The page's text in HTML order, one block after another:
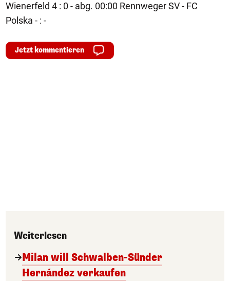
Wienerfeld 4 : 0 - abg. 00:00 Rennweger SV - FC
Polska - : -
Jetzt kommentieren
Weiterlesen
Milan will Schwalben-Sünder
Hernández verkaufen